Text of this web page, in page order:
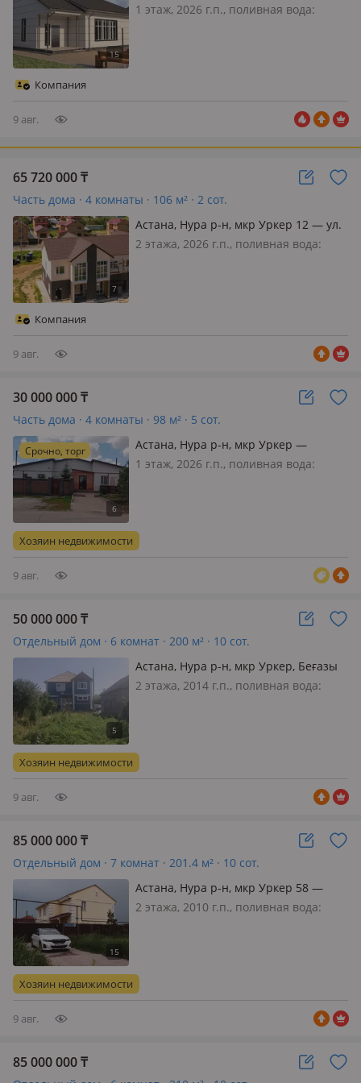
1 этаж, 2026 г.п., поливная вода:
Компания
9 авг.
65 720 000₸
Часть дома · 4 комнаты · 106 м² · 2 сот.
Астана, Нура р-н, мкр Уркер 12 — ул.
Жандарбекова
2 этажа, 2026 г.п., поливная вода:
Компания
9 авг.
30 000 000₸
Часть дома · 4 комнаты · 98 м² · 5 сот.
Срочно, торг
Астана, Нура р-н, мкр Уркер —
Умбетай жирау, перед воинской
1 этаж, 2026 г.п., поливная вода:
хозяина, половина дома 98м2. Окна
функе 5 ти камерные, стен…
Хозяин недвижимости
9 авг.
50 000 000₸
Отдельный дом · 6 комнат · 200 м² · 10 сот.
Астана, Нура р-н, мкр Уркер, Беғазы
Дәндібай 25
2 этажа, 2014 г.п., поливная вода:
сатамын срочно продоем
Хозяин недвижимости
9 авг.
85 000 000₸
Отдельный дом · 7 комнат · 201.4 м² · 10 сот.
Астана, Нура р-н, мкр Уркер 58 —
Назыма Хикмета
2 этажа, 2010 г.п., поливная вода:
прошу не беспокоить! Район Золотого
квадрата, рядом остановки в…
Хозяин недвижимости
9 авг.
85 000 000₸